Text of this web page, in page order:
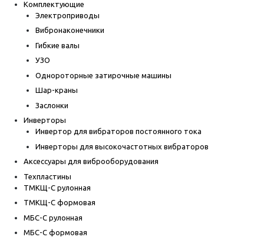
Комплектующие
Электроприводы
Вибронаконечники
Гибкие валы
УЗО
Однороторные затирочные машины
Шар-краны
Заслонки
Инверторы
Инвертор для вибраторов постоянного тока
Инверторы для высокочастотных вибраторов
Аксессуары для виброоборудования
Техпластины
ТМКЩ-С рулонная
ТМКЩ-С формовая
МБС-С рулонная
МБС-С формовая